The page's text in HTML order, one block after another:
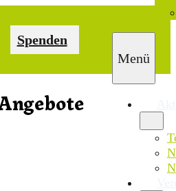
Spenden